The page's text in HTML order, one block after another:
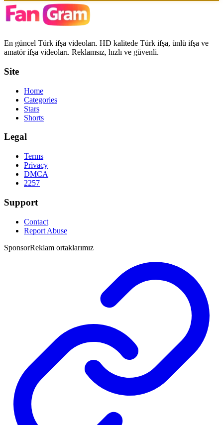
En güncel Türk ifşa videoları. HD kalitede Türk ifşa, ünlü ifşa ve
amatör ifşa videoları. Reklamsız, hızlı ve güvenli.
Site
Home
Categories
Stars
Shorts
Legal
Terms
Privacy
DMCA
2257
Support
Contact
Report Abuse
SponsorReklam ortaklarımız